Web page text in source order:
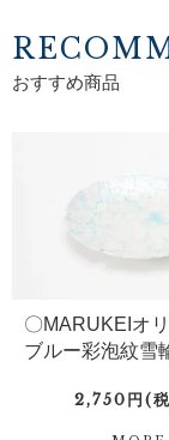
おすすめ商品
〇MARUKEIオ
ブルー彩泡紋雪
2,750円(